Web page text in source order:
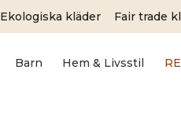
Ekologiska kläder Fair trade
Barn Hem & Livsstil